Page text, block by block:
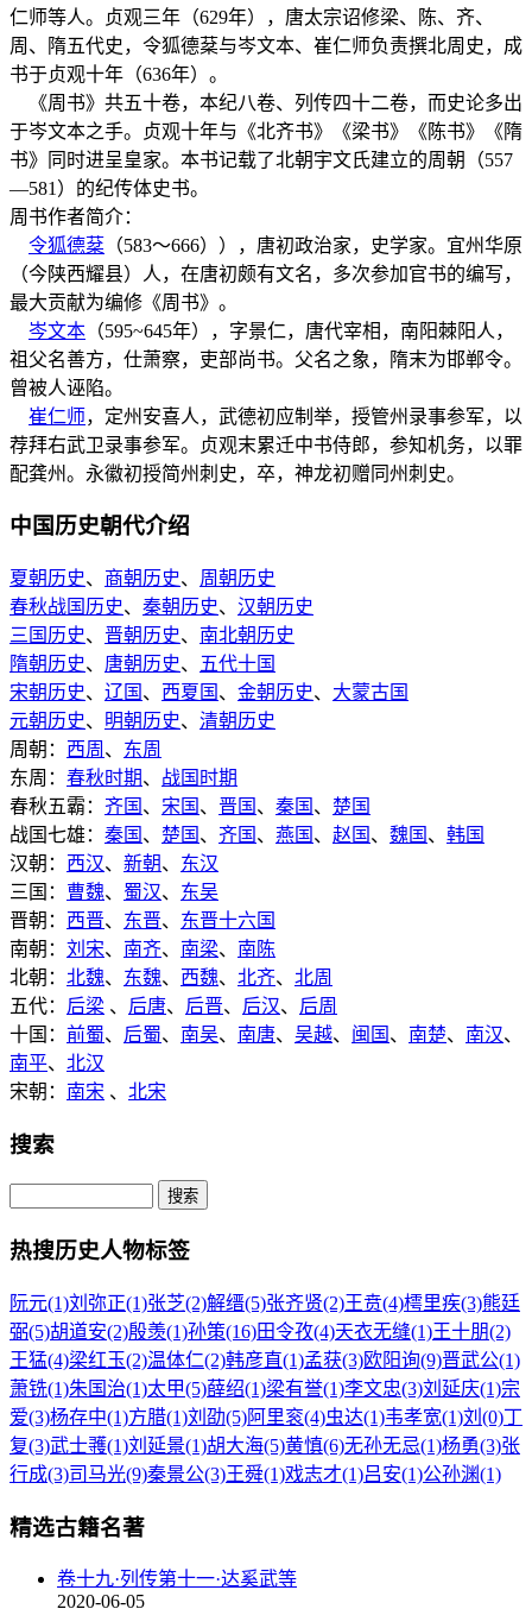
仁师等人。贞观三年（629年），唐太宗诏修梁、陈、齐、
周、隋五代史，令狐德棻与岑文本、崔仁师负责撰北周史，成
书于贞观十年（636年）。
《周书》共五十卷，本纪八卷、列传四十二卷，而史论多出
于岑文本之手。贞观十年与《北齐书》《梁书》《陈书》《隋
书》同时进呈皇家。本书记载了北朝宇文氏建立的周朝（557
—581）的纪传体史书。
周书作者简介：
令狐德棻 （583～666）），唐初政治家，史学家。宜州华原
（今陕西耀县）人，在唐初颇有文名，多次参加官书的编写，
最大贡献为编修《周书》。
岑文本 （595~645年），字景仁，唐代宰相，南阳棘阳人，
祖父名善方，仕萧察，吏部尚书。父名之象，隋末为邯郸令。
曾被人诬陷。
崔仁师，定州安喜人，武德初应制举，授管州录事参军，以
荐拜右武卫录事参军。贞观末累迁中书侍郎，参知机务，以罪
配龚州。永徽初授简州刺史，卒，神龙初赠同州刺史。
中国历史朝代介绍
夏朝历史、 商朝历史、 周朝历史
春秋战国历史、 秦朝历史、 汉朝历史
三国历史、 晋朝历史、 南北朝历史
隋朝历史、 唐朝历史、
五代十国
宋朝历史、 辽国 、 西夏国 、 金朝历史、 大蒙古国
元朝历史、 明朝历史、 清朝历史
周朝： 西周 、 东周
东周： 春秋时期、 战国时期
春秋五霸： 齐国 、 宋国 、 晋国 、 秦国 、 楚国
战国七雄： 秦国 、 楚国 、 齐国 、 燕国 、 赵国 、 魏国 、 韩国
汉朝： 西汉、 新朝、 东汉
三国： 曹魏、 蜀汉、 东吴
晋朝： 西晋、 东晋、 东晋十六国
南朝： 刘宋、 南齐、 南梁、 南陈
北朝： 北魏、 东魏、 西魏、 北齐、 北周
五代： 后梁 、 后唐、 后晋、 后汉、 后周
十国： 前蜀、 后蜀、 南吴、 南唐、 吴越、 闽国 、 南楚、 南汉、
南平、 北汉
宋朝： 南宋 、 北宋
搜索
热搜历史人物标签
阮元(1)刘弥正(1)张芝(2)解缙(5)张齐贤(2)王贲(4)樗里疾(3)熊廷
弼(5)胡道安(2)殷羡(1)孙策(16)田令孜(4)天衣无缝(1)王十朋(2)
王猛(4)梁红玉(2)温体仁(2)韩彦直(1)孟获(3)欧阳询(9)晋武公(1)
萧铣(1)朱国治(1)太甲(5)薛绍(1)梁有誉(1)李文忠(3)刘延庆(1)宗
爱(3)杨存中(1)方腊(1)刘劭(5)阿里衮(4)虫达(1)韦孝宽(1)刘(0)丁
复(3)武士彟(1)刘延景(1)胡大海(5)黄慎(6)无孙无忌(1)杨勇(3)张
行成(3)司马光(9)秦景公(3)王舜(1)戏志才(1)吕安(1)公孙渊(1)
精选古籍名著
卷十九·列传第十一·达奚武等
2020-06-05